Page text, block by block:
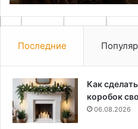
Последние
Как
коробок
06.08.2026